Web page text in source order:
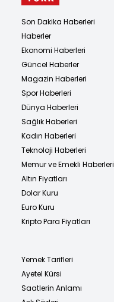
Son Dakika Haberleri
Haberler
Ekonomi Haberleri
Güncel Haberler
Magazin Haberleri
Spor Haberleri
Dünya Haberleri
Sağlık Haberleri
Kadın Haberleri
Teknoloji Haberleri
Memur ve Emekli Haberleri
Altın Fiyatları
Dolar Kuru
Euro Kuru
Kripto Para Fiyatları
Yemek Tarifleri
Ayetel Kürsi
Saatlerin Anlamı